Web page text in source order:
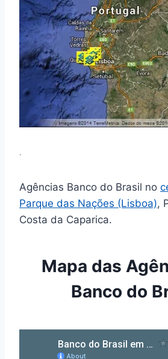
.
Agências Banco do Brasil no
Parque das Nações (Lisboa),
Costa da Caparica.
Mapa das
Banco do